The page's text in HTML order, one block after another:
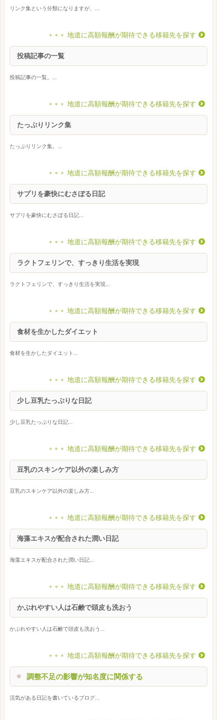
リンク集という分類になりますが、...
地道に高額報酬が期待できる移籍先を探す
投稿記事の一覧
投稿記事の一覧。...
地道に高額報酬が期待できる移籍先を探す
たっぷりリンク集
たっぷりリンク集。...
地道に高額報酬が期待できる移籍先を探す
サプリを豪快にむさぼる日記
サプリを豪快にむさぼる日記...
地道に高額報酬が期待できる移籍先を探す
ラクトフェリンで、すっきり生活を実現
ラクトフェリンで、すっきり生活を実現...
地道に高額報酬が期待できる移籍先を探す
食材を生かしたダイエット
食材を生かしたダイエット...
地道に高額報酬が期待できる移籍先を探す
少し豆乳たっぷりな日記
少し豆乳たっぷりな日記...
地道に高額報酬が期待できる移籍先を探す
豆乳のスキンケア以外の楽しみ方
豆乳のスキンケア以外の楽しみ方...
地道に高額報酬が期待できる移籍先を探す
海藻エキスが配合された潤い日記
海藻エキスが配合された潤い日記...
地道に高額報酬が期待できる移籍先を探す
かぶれやすい人は石鹸で頭皮も洗おう
かぶれやすい人は石鹸で頭皮も洗おう...
地道に高額報酬が期待できる移籍先を探す
調整不足の影響が知名度に関係する
活気がある日記を書いているブログ...